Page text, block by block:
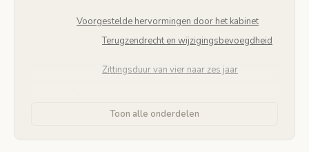
Voorgestelde hervormingen door het kabinet
Terugzendrecht en wijzigingsbevoegdheid
Zittingsduur van vier naar zes jaar
politieke steunToon alle onderdelen